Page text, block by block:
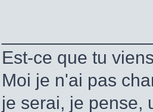
Est-ce que tu
Moi je n'ai pas
je serai, je pense,